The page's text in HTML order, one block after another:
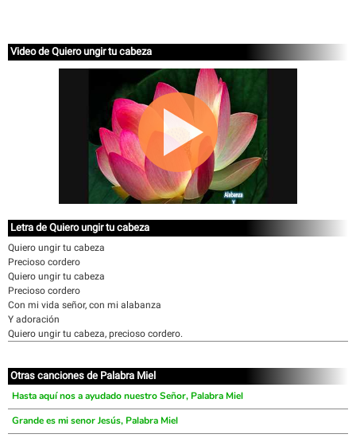
Video de Quiero ungir tu cabeza
Letra de Quiero ungir tu cabeza
Quiero ungir tu cabeza
Precioso cordero
Quiero ungir tu cabeza
Precioso cordero
Con mi vida señor, con mi alabanza
Y adoración
Quiero ungir tu cabeza, precioso cordero.
Otras canciones de Palabra Miel
Hasta aquí nos a ayudado nuestro Señor, Palabra Miel
Grande es mi senor Jesús, Palabra Miel